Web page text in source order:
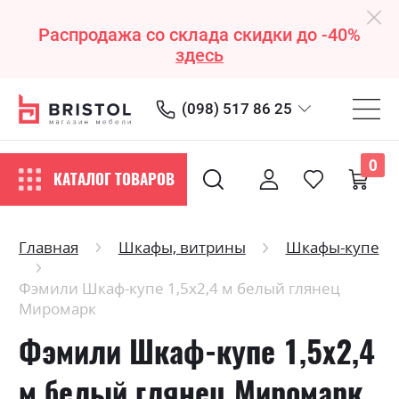
Распродажа со склада скидки до -40%
здесь
(098) 517 86 25
КАТАЛОГ ТОВАРОВ
0
Главная Шкафы, витрины
Шкафы-купе
Фэмили Шкаф-купе 1,5х2,4 м белый глянец
Миромарк
Фэмили Шкаф-купе 1,5х2,4